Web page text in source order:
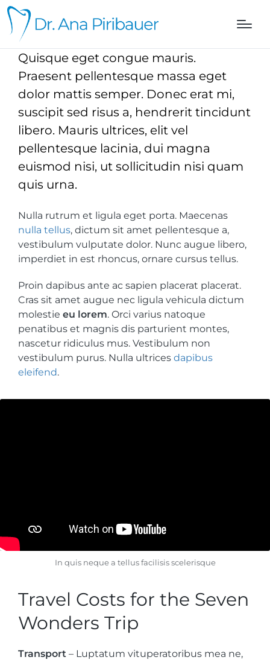
Quisque eget congue mauris.
Praesent pellentesque massa eget
dolor mattis semper. Donec erat mi,
suscipit sed risus a, hendrerit tincidunt
libero. Mauris ultrices, elit vel
pellentesque lacinia, dui magna
euismod nisi, ut sollicitudin nisi quam
quis urna.
Nulla rutrum et ligula eget porta. Maecenas
nulla tellus, dictum sit amet pellentesque a,
vestibulum vulputate dolor. Nunc augue libero,
imperdiet in est rhoncus, ornare cursus tellus.
Proin dapibus ante ac sapien placerat placerat.
Cras sit amet augue nec ligula vehicula dictum
molestie eu lorem. Orci varius natoque
penatibus et magnis dis parturient montes,
nascetur ridiculus mus. Vestibulum non
vestibulum purus. Nulla ultrices dapibus
eleifend.
In quis neque a tellus facilisis scelerisque
Travel Costs for the Seven
Wonders Trip
Transport – Luptatum vituperatoribus mea ne,